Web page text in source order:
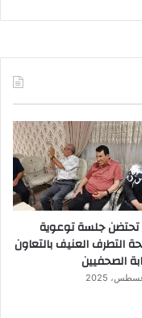
تحتضن جلسة توعوية
التطرف العنيف بالتعاون
الصحفيين